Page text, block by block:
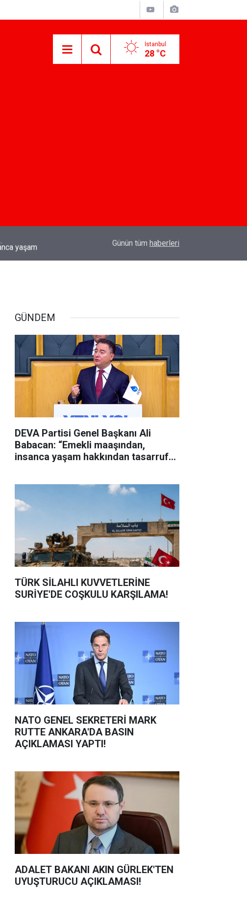
İstanbul
28 °C
TÜRK SİLAHLI KUVVETLERİNE SURİYE'DE
Günün tüm haberleri
GÜNDEM
DEVA Partisi Genel Başkanı Ali
Babacan: “Emekli maaşından,
insanca yaşam hakkından tasarruf
TÜRK SİLAHLI KUVVETLERİNE
SURİYE'DE COŞKULU KARŞILAMA!
NATO GENEL SEKRETERİ MARK
RUTTE ANKARA'DA BASIN
AÇIKLAMASI YAPTI!
ADALET BAKANI AKIN GÜRLEK'TEN
UYUŞTURUCU AÇIKLAMASI!